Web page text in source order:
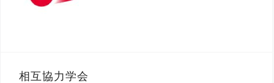
相互協力学会